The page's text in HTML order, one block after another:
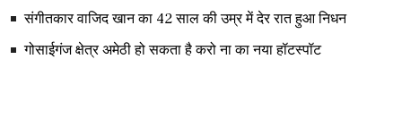
संगीतकार वाजिद खान का 42 साल की उम्र में देर रात हुआ निधन
गोसाईगंज क्षेत्र अमेठी हो सकता है करो ना का नया हॉटस्पॉट